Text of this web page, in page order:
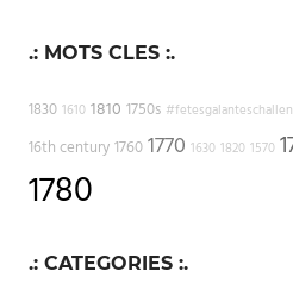
.: MOTS CLES :.
1830 1610 1810 1750s
16th century 1760 1770 1630 1820 1570
1780
.: CATEGORIES :.